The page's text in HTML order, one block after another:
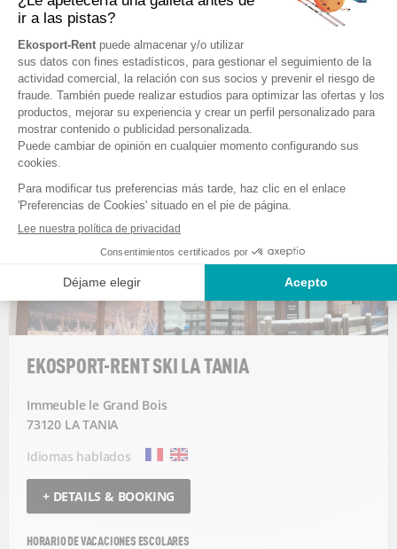
COURCHEVEL LA TANIA
EKOSPORT-RENT SKI LA TANIA
Immeuble le Grand Bois
73120 LA TANIA
Idiomas hablados
+ DETAILS & BOOKING
HORARIO DE VACACIONES ESCOLARES